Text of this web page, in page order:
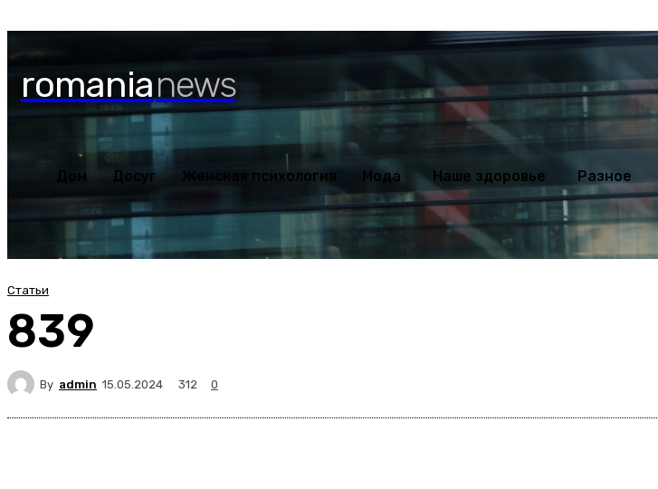
romanianews
Дом Досуг Женская психология Мода Наше здоровье Разное
Статьи
839
By admin 15.05.2024 312 0